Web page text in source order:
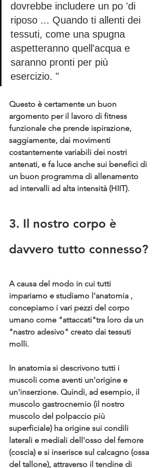
dovrebbe includere un po 'di
riposo ... Quando ti allenti dei
tessuti, come una spugna
aspetteranno quell'acqua e
saranno pronti per più
esercizio. "
Questo è certamente un buon
argomento per il lavoro di fitness
funzionale che prende ispirazione,
saggiamente, dai movimenti
costantemente variabili dei nostri
antenati, e fa luce anche sui benefici di
un buon programma di allenamento
ad intervalli ad alta intensità (HIIT).
3. Il nostro corpo è
davvero tutto connesso?
A causa del modo in cui tutti
impariamo e studiamo l'anatomia ,
concepiamo i vari pezzi del corpo
umano come "attaccati"tra loro da un
"nastro adesivo" creato dai tessuti
molli.
In anatomia si descrivono tutti i
muscoli come aventi un'origine e
un'inserzione. Quindi, ad esempio, il
muscolo gastrocnemio (il nostro
muscolo del polpaccio più
superficiale) ha origine sui condili
laterali e mediali dell'osso del femore
(coscia) e si inserisce sul calcagno (ossa
del tallone), attraverso il tendine di